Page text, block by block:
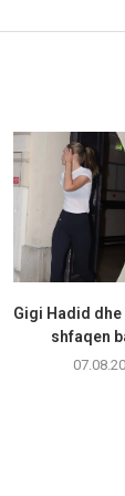
Gigi Hadid
shfaqen